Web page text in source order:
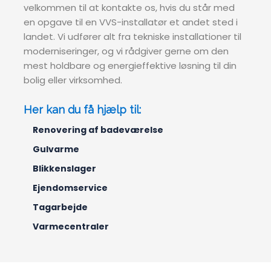
velkommen til at kontakte os, hvis du står med
en opgave til en VVS-installatør et andet sted i
landet. Vi udfører alt fra tekniske installationer til
moderniseringer, og vi rådgiver gerne om den
mest holdbare og energieffektive løsning til din
bolig eller virksomhed.
Her kan du få hjælp til:
Renovering af badeværelse
Gulvarme
Blikkenslager
Ejendomservice
Tagarbejde
Varmecentraler